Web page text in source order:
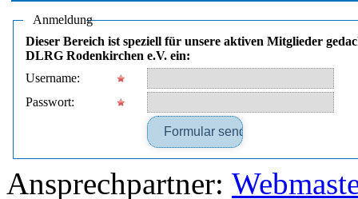
Anmeldung
Dieser Bereich ist speziell für unsere aktiven Mitglieder
DLRG Rodenkirchen e.V. ein:
Username:
Passwort:
Ansprechpartner: